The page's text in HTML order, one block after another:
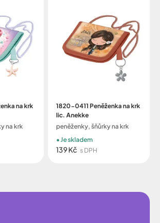
na krk
na krk
1820-0411 Peněženka na krk
lic. Anekke
peněženky, šňůrky na krk
139 Kč s DPH
Je skladem